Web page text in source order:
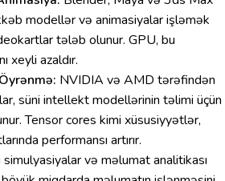
modellər və animasiyalar işləmək
tələb olunur. GPU, bu
xeyli azaldır.
NVIDIA və AMD tərəfindən
süni intellekt modellərinin təlimi üçün
Tensor cores kimi xüsusiyyətlər,
performansı artırır.
simulyasiyalar və məlumat analitikası